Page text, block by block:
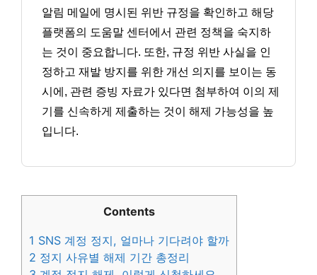
알림 메일에 명시된 위반 규정을 확인하고 해당
플랫폼의 도움말 센터에서 관련 정책을 숙지하
는 것이 중요합니다. 또한, 규정 위반 사실을 인
정하고 재발 방지를 위한 개선 의지를 보이는 동
시에, 관련 증빙 자료가 있다면 첨부하여 이의 제
기를 신속하게 제출하는 것이 해제 가능성을 높
입니다.
Contents
1 SNS 계정 정지, 얼마나 기다려야 할까
2 정지 사유별 해제 기간 총정리